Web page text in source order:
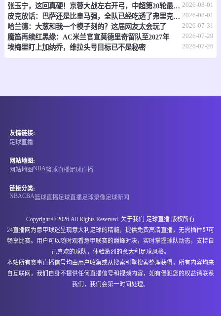
张玉宁，这回真硬！京蓉大战左右开弓，中超第20轮最佳非他莫属 2026-08-01
皮克放话：巴萨还是比皇马强，全队已经吃透了弗里克的套路 2026-08-01
哈兰德：大葱和我一个模子刻的？这届网友太会玩了 2026-07-31
魔笛再续红黑缘：AC米兰官宣莫德里奇留队至2027年 2026-07-29
埃梅里盯上加纳乔，维拉头号目标已不是秘密 2026-07-26
友情链接:
足球直播
网站地图:
网站地图NBA篮球直播足球直播
链接分类:
NBACBA篮球直播足球直播足球录像足球新闻
Copyright © 2026.All Rights Reserved. 关于我们 足球直播 版权所有
24直播网为意甲球迷呈现意大利足球的精髓，提供免费高清直播，无需插件即可
畅享比赛。用户可以随时观看意甲联赛的巅峰对决，实时掌握球队动态，支持自
己喜欢的球队，体验激烈的意大利足球风格。
本站所有赛事直播信号均由用户收集或从搜索引擎搜索整理获得，所有内容均来
自互联网，我们自身不提供任何直播信号和视频内容，如有侵犯您的权益请联系
我们，我们会第一时间处理。